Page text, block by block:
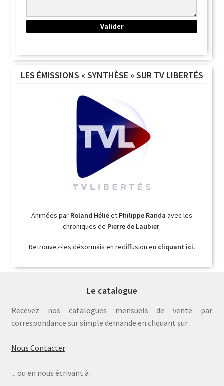
LES ÉMISSIONS « SYNTHÈSE » SUR TV LIBERTÉS
Animées par Roland Hélieet Philippe Randa avec les
chroniques de Pierre de Laubier.
Retrouvez-les désormais en rediffusion en cliquant ici.
Le catalogue
Recevez nos catalogues mensuels de vente par
correspondance sur simple demande en cliquant sur :
Nous Contacter
... ou en nous écrivant à :